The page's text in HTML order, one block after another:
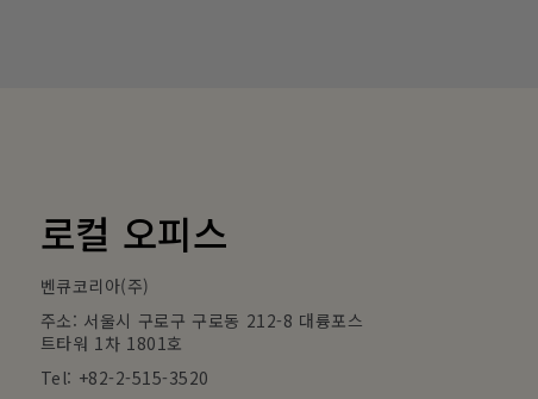
로컬 오피스
벤큐코리아(주)
주소: 서울시 구로구 구로동 212-8 대륭포스
트타워 1차 1801호
Tel: +82-2-515-3520